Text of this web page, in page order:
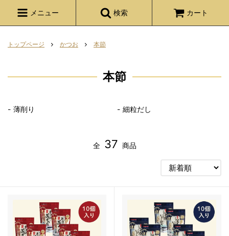
メニュー 検索 カート
トップページ かつお 本節
本節
薄削り 細粒だし
全 37 商品